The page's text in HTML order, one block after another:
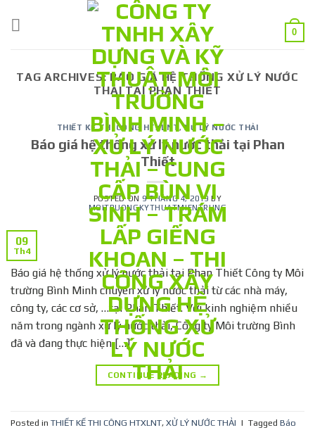
0
TAG ARCHIVES:BÁO GIÁ HỆ THỐNG XỬ LÝ NƯỚC
THẢI TẠI PHAN THIẾT
THIẾT KẾ THI CÔNG HTXLNT ,XỬ LÝ NƯỚC THẢI
Báo giá hệ thống xử lý nước thải tại Phan
Thiết
POSTED ON 9 THÁNG 4, 2019 BY
MOITRUONGKYTHUATMIENTRUNG
09
Th4
Báo giá hệ thống xử lý nước thải tại Phan Thiết Công ty Môi
trường Bình Minh chuyên xử lý nước thải từ các nhà máy,
công ty, các cơ sở, …tại Phan Thiết. Với kinh nghiệm nhiều
năm trong ngành xử lý nước thải, Công ty Môi trường Bình
đã và đang thực hiện […]
CONTINUE READING →
Posted in THIẾT KẾ THI CÔNG HTXLNT, XỬ LÝ NƯỚC THẢI | Tagged Báo